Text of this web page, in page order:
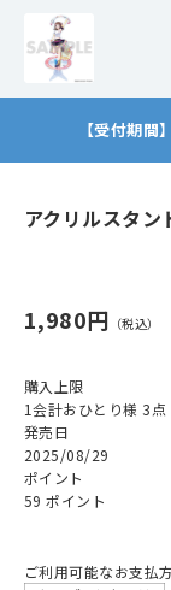
【受付期
アクリルスタ
1,980円
購入上限
1会計おひとり様 3点
発売日
2025/08/29
ポイント
59 ポイント
ご利用可能なお支払